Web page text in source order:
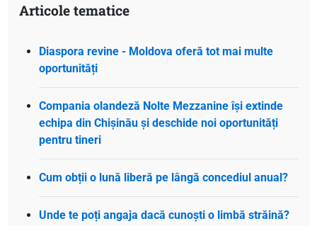
Articole tematice
Diaspora revine - Moldova oferă tot mai multe
oportunități
Compania olandeză Nolte Mezzanine își extinde
echipa din Chișinău și deschide noi oportunități
pentru tineri
Cum obții o lună liberă pe lângă concediul anual?
Unde te poți angaja dacă cunoști o limbă străină?